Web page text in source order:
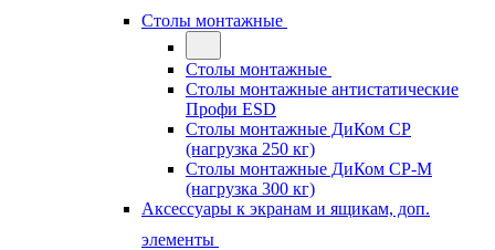
Столы монтажные
Столы монтажные
Столы монтажные антистатические
Профи ESD
Столы монтажные ДиКом СР
(нагрузка 250 кг)
Столы монтажные ДиКом СР-М
(нагрузка 300 кг)
Аксессуары к экранам и ящикам, доп.
элементы